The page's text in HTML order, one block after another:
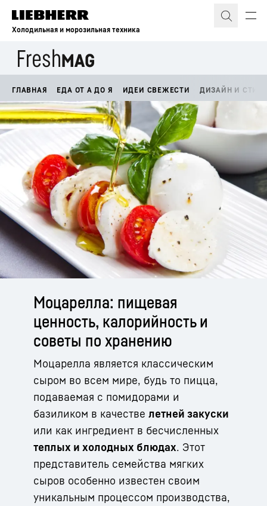
Холодильная и морозильная техника
ГЛАВНАЯ ЕДА ОТ А ДО Я ИДЕИ СВЕЖЕСТИ ДИЗАЙН И
Моцарелла: пищевая
ценность, калорийность и
советы по хранению
Моцарелла является классическим
сыром во всем мире, будь то пицца,
подаваемая с помидорами и
базиликом в качестве летней закуски
или как ингредиент в бесчисленных
теплых и холодных блюдах. Этот
представитель семейства мягких
сыров особенно известен своим
уникальным процессом производства,